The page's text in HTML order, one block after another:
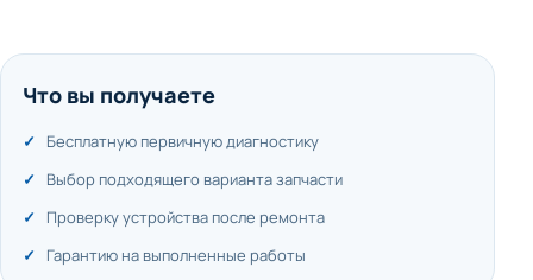
Что вы получаете
Бесплатную первичную диагностику
Выбор подходящего варианта запчасти
Проверку устройства после ремонта
Гарантию на выполненные работы